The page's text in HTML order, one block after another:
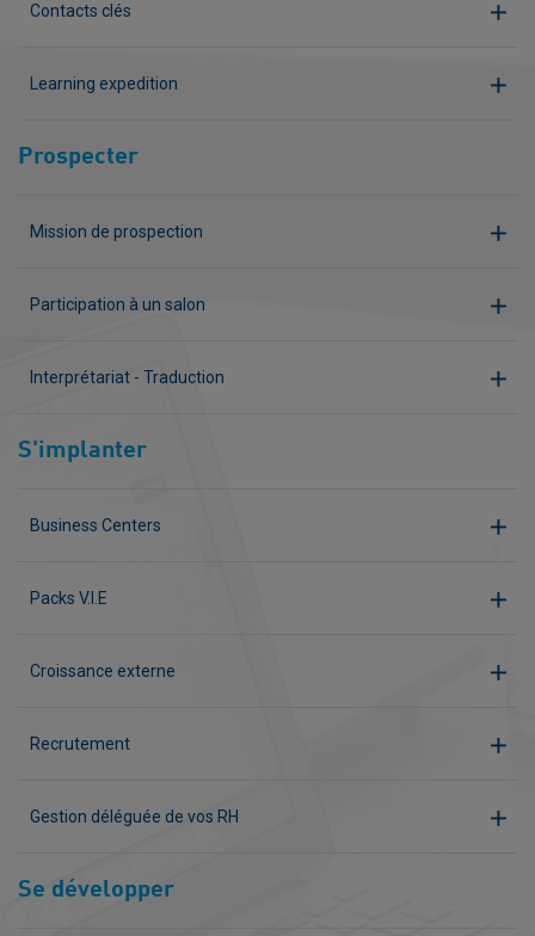
Contacts clés
Learning expedition
Prospecter
Mission de prospection
Participation à un salon
Interprétariat - Traduction
S'implanter
Business Centers
Packs V.I.E
Croissance externe
Recrutement
Gestion déléguée de vos RH
Se développer